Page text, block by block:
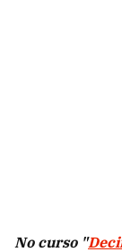
No curso "